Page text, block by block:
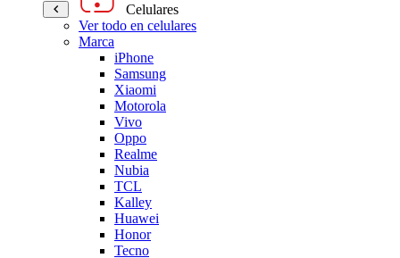
Celulares
Ver todo en celulares
Marca
iPhone
Samsung
Xiaomi
Motorola
Vivo
Oppo
Realme
Nubia
TCL
Kalley
Huawei
Honor
Tecno